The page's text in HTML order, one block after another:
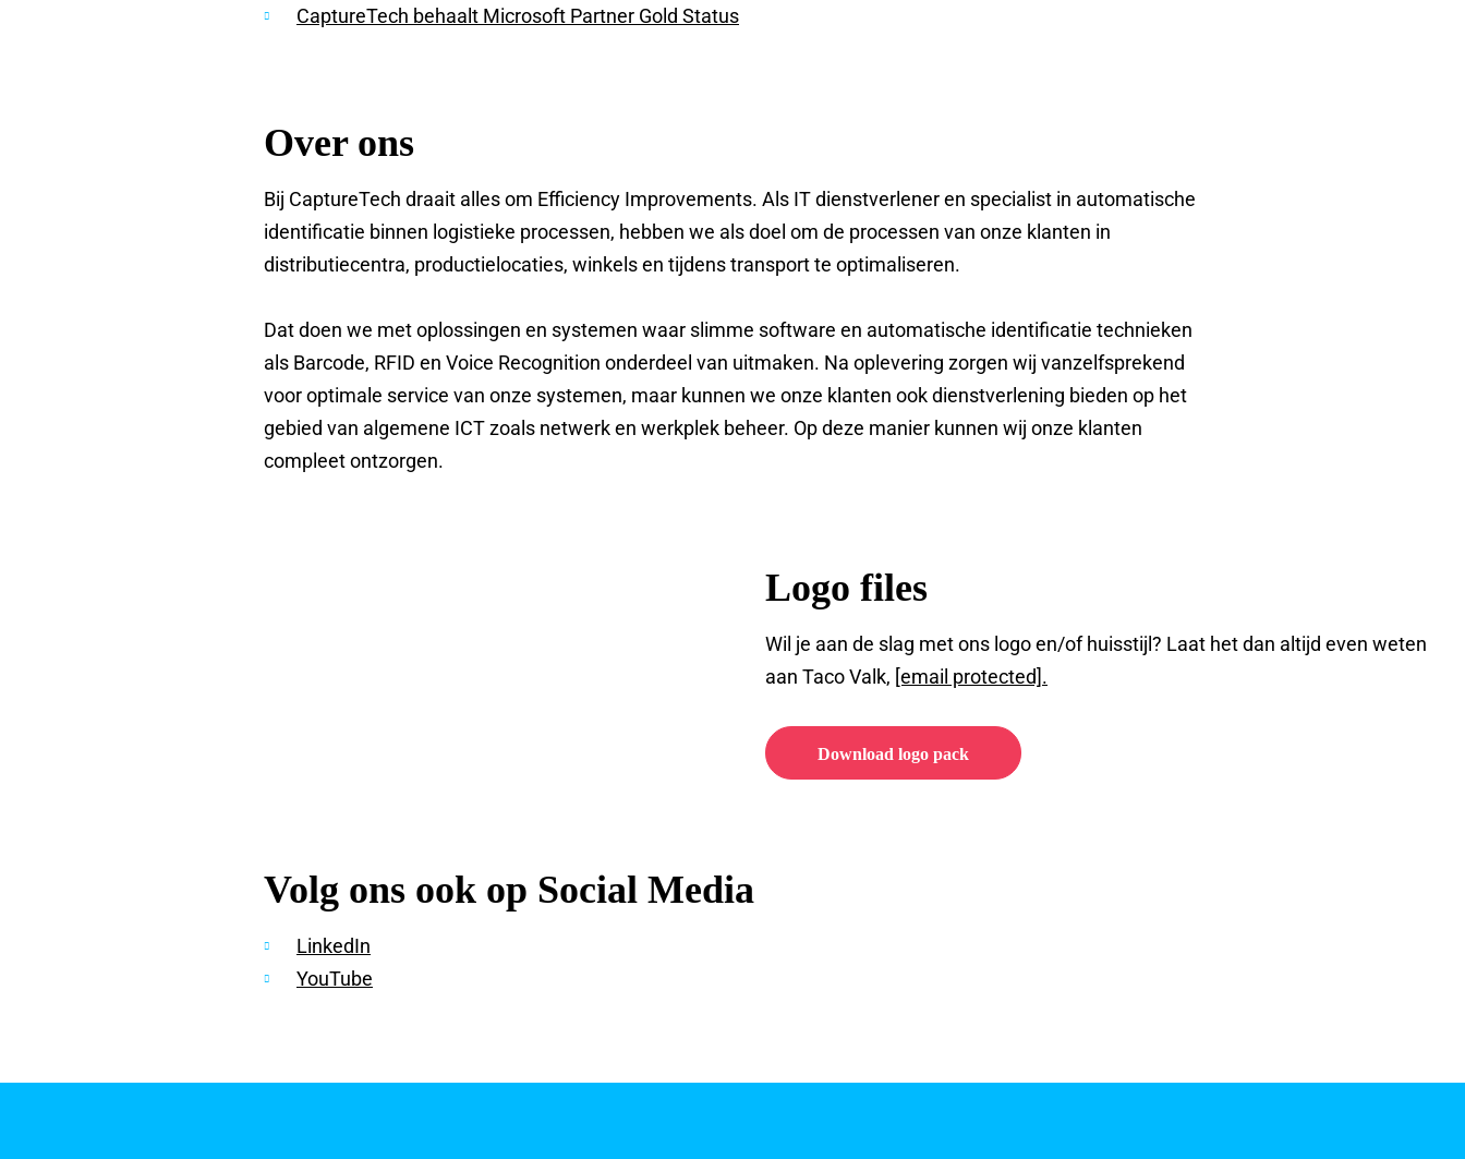
CaptureTech behaalt Microsoft Partner Gold Status
Over ons
Bij CaptureTech draait alles om Efficiency Improvements. Als IT dienstverlener en specialist in automatische
identificatie binnen logistieke processen, hebben we als doel om de processen van onze klanten in
distributiecentra, productielocaties, winkels en tijdens transport te optimaliseren.
Dat doen we met oplossingen en systemen waar slimme software en automatische identificatie technieken
als Barcode, RFID en Voice Recognition onderdeel van uitmaken. Na oplevering zorgen wij vanzelfsprekend
voor optimale service van onze systemen, maar kunnen we onze klanten ook dienstverlening bieden op het
gebied van algemene ICT zoals netwerk en werkplek beheer. Op deze manier kunnen wij onze klanten
compleet ontzorgen.
Logo files
Wil je aan de slag met ons logo en/of huisstijl? Laat het dan altijd even weten
aan Taco Valk, [email protected].
Download logo pack
Volg ons ook op Social Media
LinkedIn
YouTube